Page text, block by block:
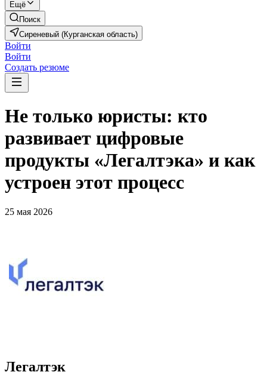
Ещё
Поиск
Сиреневый (Курганская область)
Войти
Войти
Создать резюме
Не только юристы: кто
развивает цифровые
продукты «Легалтэка» и как
устроен этот процесс
25 мая 2026
Легалтэк